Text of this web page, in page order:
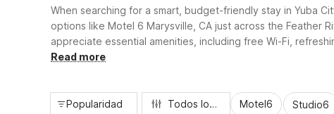
When searching for a smart, budget-friendly stay in Yuba
options like Motel 6 Marysville, CA just across the Feather
appreciate essential amenities, including free Wi-Fi,
you’re passing through, working nearby, or exploring
Read more
Popularidad Todos los filtros Motel6 Studio6